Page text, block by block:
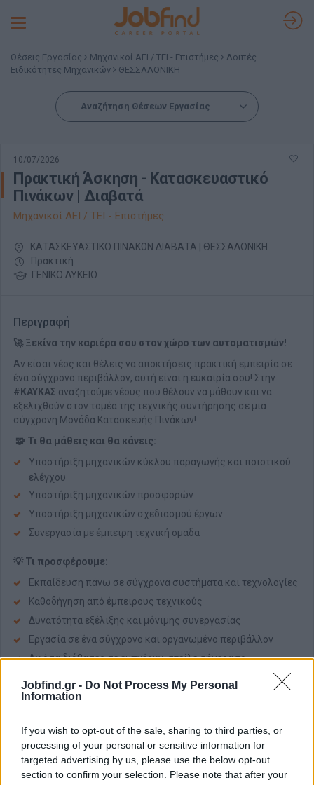
Jobfind.gr - Do Not Process My Personal
Information
If you wish to opt-out of the sale, sharing to third parties, or
processing of your personal or sensitive information for
targeted advertising by us, please use the below opt-out
section to confirm your selection. Please note that after your
Toggle
Θέσεις Εργασίας Μηχανικοί ΑΕΙ / ΤΕΙ - Επιστήμες
Λοιπές
Ειδικότητες Μηχανικών
ΘΕΣΣΑΛΟΝΙΚΗ
Αναζήτηση Θέσεων Εργασίας
10/07/2026
Πρακτική Άσκηση - Κατασκευαστικό
Πινάκων | Διαβατά
Μηχανικοί ΑΕΙ / ΤΕΙ - Επιστήμες
ΚΑΤΑΣΚΕΥΑΣΤΙΚΟ ΠΙΝΑΚΩΝ ΔΙΑΒΑΤΑ | ΘΕΣΣΑΛΟΝΙΚΗ
Πρακτική
ΓΕΝΙΚΟ ΛΥΚΕΙΟ
Περιγραφή
🚀 Ξεκίνα την καριέρα σου στον χώρο των αυτοματισμών!
Αν είσαι νέος και θέλεις να αποκτήσεις πρακτική εμπειρία σε
ένα σύγχρονο περιβάλλον, αυτή είναι η ευκαιρία σου! Στην
#ΚΑΥΚΑΣ αναζητούμε νέους που θέλουν να μάθουν και να
εξελιχθούν στον τομέα της τεχνικής συντήρησης σε μια
σύγχρονη Μονάδα Κατασκευής Πινάκων!
🧩 Τι θα μάθεις και θα κάνεις:
Υποστήριξη μηχανικών κύκλου παραγωγής και ποιοτικού
ελέγχου
Υποστήριξη μηχανικών προσφορών
Υποστήριξη μηχανικών σχεδιασμού έργων
Συνεργασία με έμπειρη τεχνική ομάδα
💡 Τι προσφέρουμε:
Εκπαίδευση πάνω σε σύγχρονα συστήματα και τεχνολογίες
Καθοδήγηση από έμπειρους τεχνικούς
Δυνατότητα εξέλιξης και μόνιμης συνεργασίας
Εργασία σε ένα σύγχρονο και οργανωμένο περιβάλλον
Αν όσα διάβασες σε εμπνέουν, στείλε σήμερα το
βιογραφικό σου και γίνε κομμάτι της δυνατής μας ομάδας!
#TeamKafkas #ElectrifyYourCareer #BestWorkplace
Απαραίτητα Προσόντα